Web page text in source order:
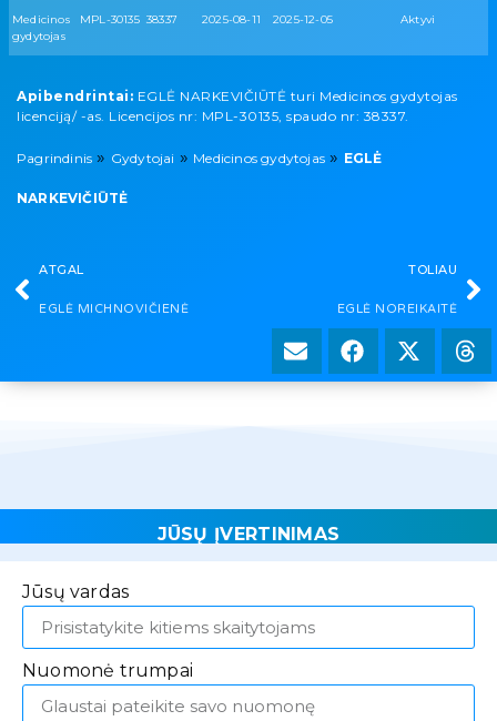
Medicinos
gydytojas
MPL-30135 38337 2025-08-11 2025-12-05 Aktyvi
Apibendrintai: EGLĖ NARKEVIČIŪTĖ turi Medicinos gydytojas
licenciją/ -as. Licencijos nr: MPL-30135, spaudo nr: 38337.
Pagrindinis » Gydytojai » Medicinos gydytojas » EGLĖ
NARKEVIČIŪTĖ
ATGAL
EGLĖ MICHNOVIČIENĖ
TOLIAU
EGLĖ NOREIKAITĖ
JŪSŲ ĮVERTINIMAS
Jūsų vardas
Nuomonė trumpai